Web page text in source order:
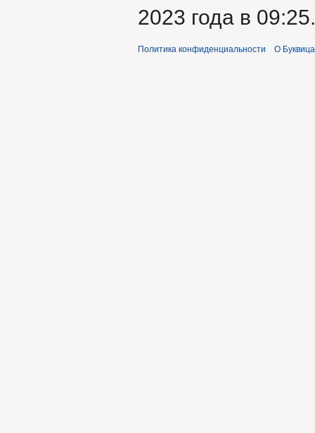
2023 года в 09:25.
Политика конфиденциальности О Буквица